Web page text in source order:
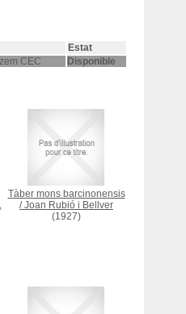
Estat
CEC Disponible
Tàber mons barcinonensis
/Joan Rubió i Bellver
(1927)